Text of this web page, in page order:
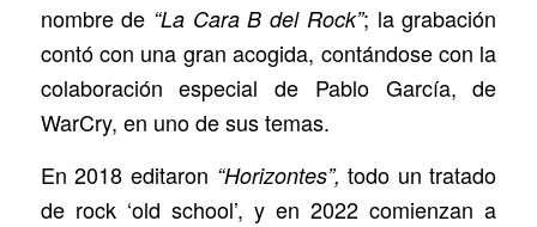
nombre de “La Cara B del Rock”; la grabación
contó con una gran acogida, contándose con la
colaboración especial de Pablo García, de
WarCry, en uno de sus temas.
En 2018 editaron “Horizontes”, todo un tratado
de rock ‘old school’, y en 2022 comienzan a